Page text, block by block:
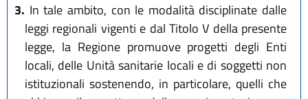
3. In tale ambito, con le modalità disciplinate dalle
leggi regionali vigenti e dal Titolo V della presente
legge, la Regione promuove progetti degli Enti
locali, delle Unità sanitarie locali e di soggetti non
istituzionali sostenendo, in particolare, quelli che